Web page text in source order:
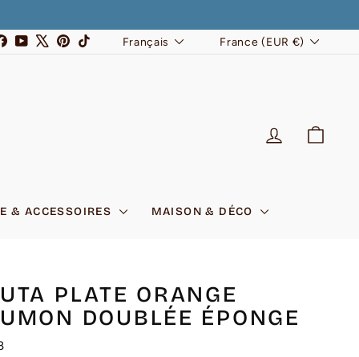
FacebookYouTubePinterest
TikTok LANGUE
Français DEVISE
France (EUR €)
SE
& ACCESSOIRES MAISON & DÉCO
PLATE ORANGE
DOUBLÉE ÉPONGE